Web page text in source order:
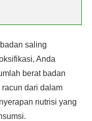
saling
Anda
berat badan
dari dalam
nutrisi yang